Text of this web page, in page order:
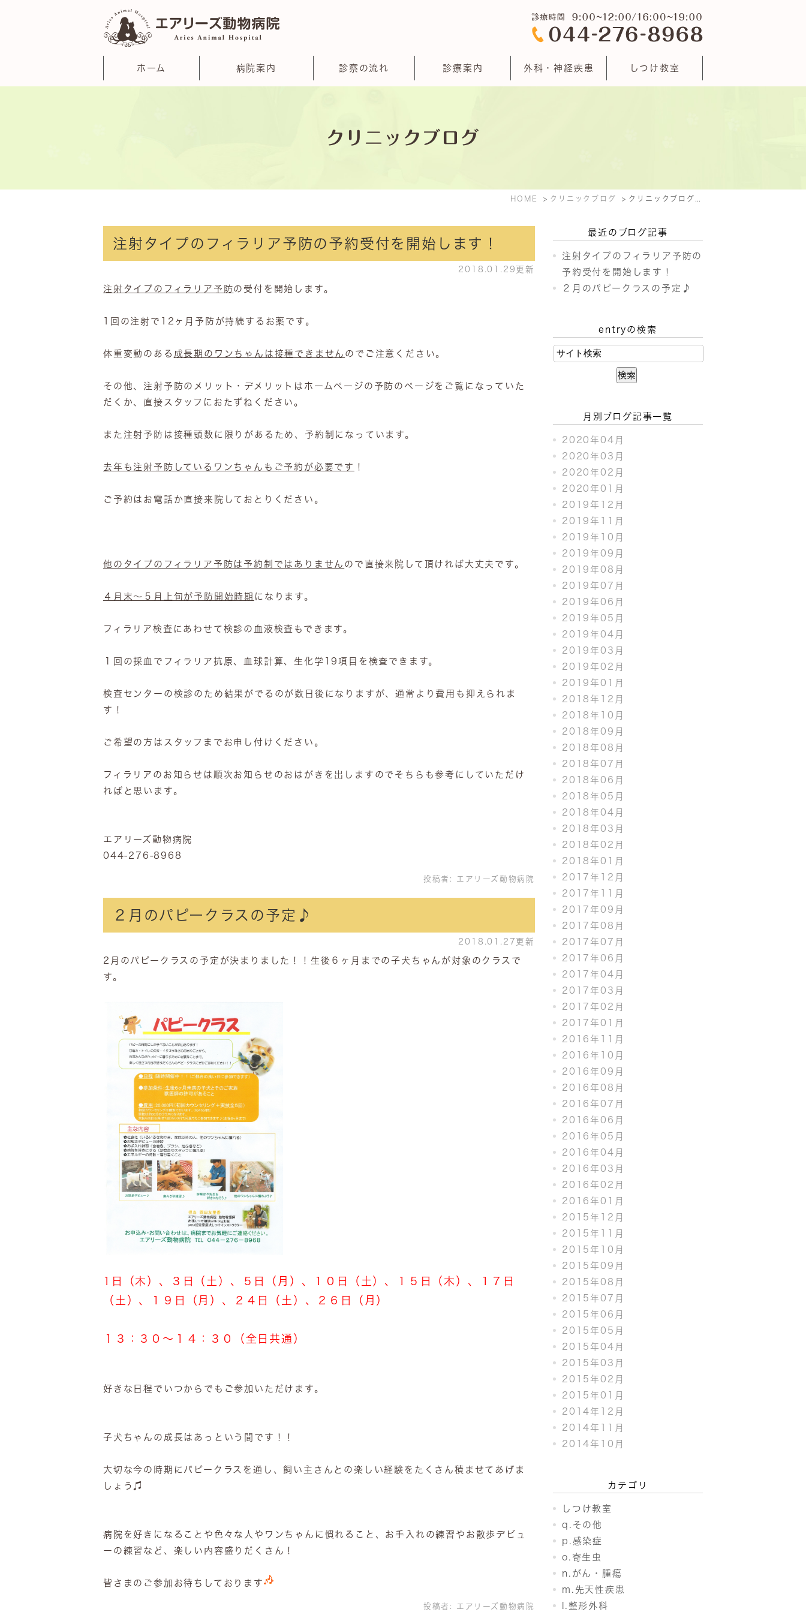
ホーム 病院案内 診察の流れ 診療案内 外科・神経疾患 しつけ教室
クリニックブログ
HOME クリニックブログ
注射タイプのフィラリア予防の予約受付を開始します！
2018.01.29更新
注射タイプのフィラリア予防の受付を開始します。
1回の注射で12ヶ月予防が持続するお薬です。
体重変動のある 成長期のワンちゃんは接種できません のでご注意ください。
その他、注射予防のメリット・デメリットはホームページの予防のページをご覧になっていた
だくか、直接スタッフにおたずねください。
また注射予防は接種頭数に限りがあるため、予約制になっています。
去年も注射予防しているワンちゃんもご予約が必要です ！
ご予約はお電話か直接来院しておとりください。
他のタイプのフィラリア予防は予約制ではありません ので直接来院して頂ければ大丈夫です。
４月末～５月上旬が予防開始時期 になります。
フィラリア検査にあわせて検診の血液検査もできます。
１回の採血でフィラリア抗原、血球計算、生化学19項目を検査できます。
検査センターの検診のため結果がでるのが数日後になりますが、通常より費用も抑えられま
す！
ご希望の方はスタッフまでお申し付けください。
フィラリアのお知らせは順次お知らせのおはがきを出しますのでそちらも参考にしていただけ
ればと思います。
エアリーズ動物病院
044-276-8968
投稿者: エアリーズ動物病院
２月のパピークラスの予定♪
2018.01.27更新
2月のパピークラスの予定が決まりました！！生後６ヶ月までの子犬ちゃんが対象のクラスで
す。
1日（木）、３日（土）、５日（月）、１０日（土）、１５日（木）、１７日
（土）、１９日（月）、２４日（土）、２６日（月）
１３：３０～１４：３０（全日共通）
好きな日程でいつからでもご参加いただけます。
子犬ちゃんの成長はあっという間です！！
大切な今の時期にパピークラスを通し、飼い主さんとの楽しい経験をたくさん積ませてあげま
しょう♫
病院を好きになることや色々な人やワンちゃんに慣れること、お手入れの練習やお散歩デビュ
ーの練習など、楽しい内容盛りだくさん！
皆さまのご参加お待ちしております
投稿者: エアリーズ動物病院
最近のブログ記事
注射タイプのフィラリア予防の
予約受付を開始します！
２月のパピークラスの予定♪
entryの検索
月別ブログ記事一覧
2020年04月
2020年03月
2020年02月
2020年01月
2019年12月
2019年11月
2019年10月
2019年09月
2019年08月
2019年07月
2019年06月
2019年05月
2019年04月
2019年03月
2019年02月
2019年01月
2018年12月
2018年10月
2018年09月
2018年08月
2018年07月
2018年06月
2018年05月
2018年04月
2018年03月
2018年02月
2018年01月
2017年12月
2017年11月
2017年09月
2017年08月
2017年07月
2017年06月
2017年04月
2017年03月
2017年02月
2017年01月
2016年11月
2016年10月
2016年09月
2016年08月
2016年07月
2016年06月
2016年05月
2016年04月
2016年03月
2016年02月
2016年01月
2015年12月
2015年11月
2015年10月
2015年09月
2015年08月
2015年07月
2015年06月
2015年05月
2015年04月
2015年03月
2015年02月
2015年01月
2014年12月
2014年11月
2014年10月
カテゴリ
しつけ教室
q.その他
p.感染症
o.寄生虫
n.がん・腫瘍
m.先天性疾患
l.整形外科